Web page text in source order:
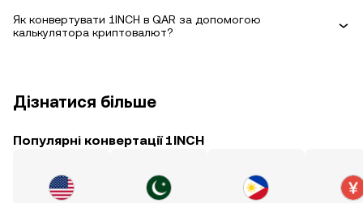
Як конвертувати 1INCH в QAR за допомогою
калькулятора криптовалют?
Дізнатися більше
Популярні конвертації 1INCH